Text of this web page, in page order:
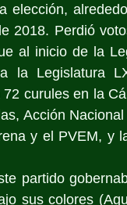
elección,
2018. Perdió
al inicio de la
la Legislatura
curules en la
Acción
y el PVEM, y
partido
sus colores